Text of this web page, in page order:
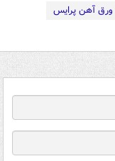
آهن پرایس